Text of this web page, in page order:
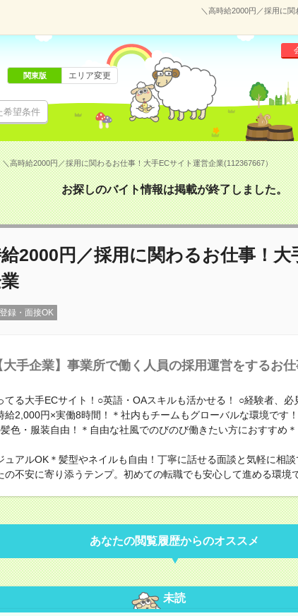
＼高時給2000円／採用に
希望条件
関東版 エリア変更
＼高時給2000円／採用に関わるお仕事！大手ECサイト運営企業(112367667）
お探しのバイト情報は掲載が終了しました。
2000円／採用に関わるお仕事！大
録・面接OK
大手企業】事業所で働く人員の採用運営をするお
てる大手ECサイト！○英語・OAスキルも活かせる！ ○経験者、必
給2,000円×実働8時間！＊社内もチームもグローバルな環境です
色・服装自由！＊自由な社風でのびのび働きたい方におすすめ＊
ュアルOK＊髪型やネイルも自由！丁寧に話せる面談と気軽に相
の不安に寄り添うテンプ。初めての転職でも安心して進める環境
あなたの閲覧履歴からのオススメ
未読